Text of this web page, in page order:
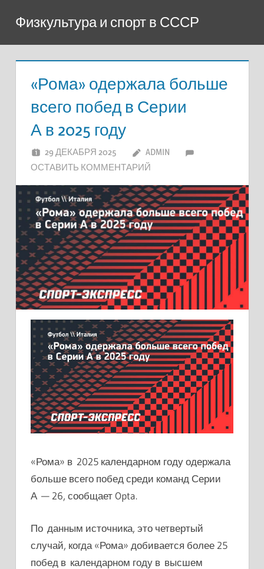
содержимому
Физкультура и спорт в СССР
«Рома» одержала больше
всего побед в Серии
А в 2025 году
29 ДЕКАБРЯ 2025
ADMIN
ОСТАВИТЬ КОММЕНТАРИЙ
«Рома» в 2025 календарном году одержала
больше всего побед среди команд Серии
А — 26, сообщает Opta.
По данным источника, это четвертый
случай, когда «Рома» добивается более 25
побед в календарном году в высшем